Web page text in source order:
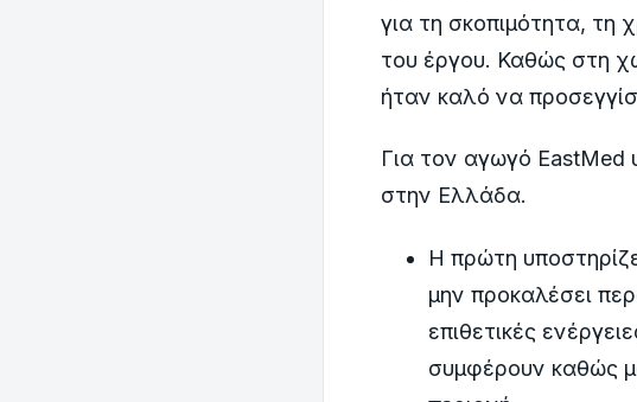
για τη σκοπιμότητα, τη
του έργου. Καθώς στη
ήταν καλό να
Για τον αγωγό EastMed
στην Ελλάδα.
Η πρώτη
μην προκαλέσει
επιθετικές
συμφέρουν καθώς